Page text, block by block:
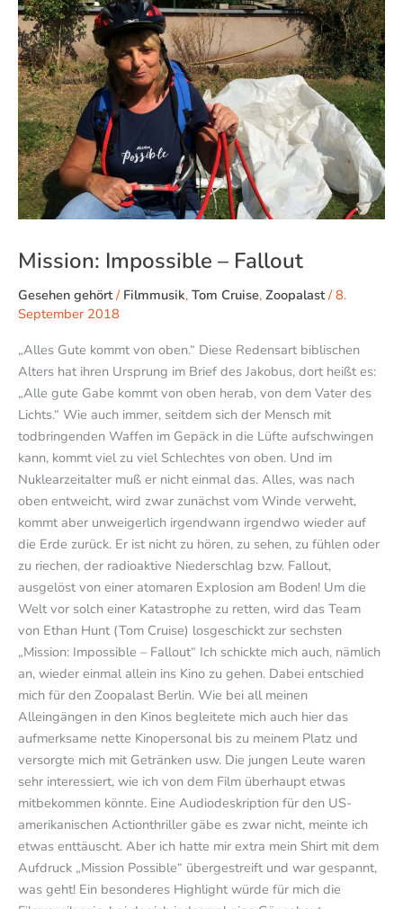
Mission: Impossible – Fallout
Gesehen gehört/ Filmmusik, Tom Cruise, Zoopalast/8.
September 2018
„Alles Gute kommt von oben.“ Diese Redensart biblischen
Alters hat ihren Ursprung im Brief des Jakobus, dort heißt es:
„Alle gute Gabe kommt von oben herab, von dem Vater des
Lichts.“ Wie auch immer, seitdem sich der Mensch mit
todbringenden Waffen im Gepäck in die Lüfte aufschwingen
kann, kommt viel zu viel Schlechtes von oben. Und im
Nuklearzeitalter muß er nicht einmal das. Alles, was nach
oben entweicht, wird zwar zunächst vom Winde verweht,
kommt aber unweigerlich irgendwann irgendwo wieder auf
die Erde zurück. Er ist nicht zu hören, zu sehen, zu fühlen oder
zu riechen, der radioaktive Niederschlag bzw. Fallout,
ausgelöst von einer atomaren Explosion am Boden! Um die
Welt vor solch einer Katastrophe zu retten, wird das Team
von Ethan Hunt (Tom Cruise) losgeschickt zur sechsten
„Mission: Impossible – Fallout“ Ich schickte mich auch, nämlich
an, wieder einmal allein ins Kino zu gehen. Dabei entschied
mich für den Zoopalast Berlin. Wie bei all meinen
Alleingängen in den Kinos begleitete mich auch hier das
aufmerksame nette Kinopersonal bis zu meinem Platz und
versorgte mich mit Getränken usw. Die jungen Leute waren
sehr interessiert, wie ich von dem Film überhaupt etwas
mitbekommen könnte. Eine Audiodeskription für den US-
amerikanischen Actionthriller gäbe es zwar nicht, meinte ich
etwas enttäuscht. Aber ich hatte mir extra mein Shirt mit dem
Aufdruck „Mission Possible“ übergestreift und war gespannt,
was geht! Ein besonderes Highlight würde für mich die
Fallout